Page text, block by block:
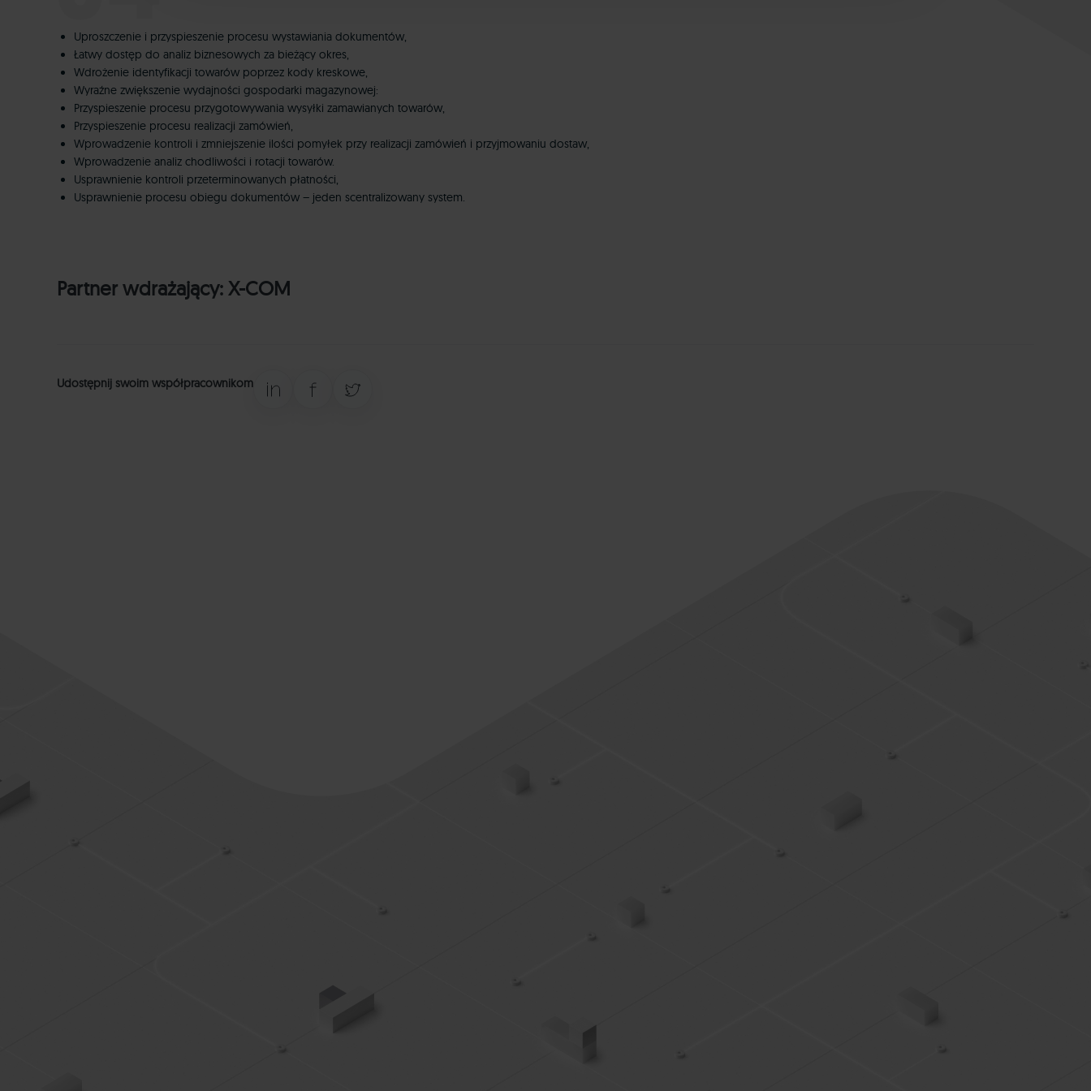
Uproszczenie i przyspieszenie procesu wystawiania dokumentów,
Łatwy dostęp do analiz biznesowych za bieżący okres,
Wdrożenie identyfikacji towarów poprzez kody kreskowe,
Wyraźne zwiększenie wydajności gospodarki magazynowej:
Przyspieszenie procesu przygotowywania wysyłki zamawianych towarów,
Przyspieszenie procesu realizacji zamówień,
Wprowadzenie kontroli i zmniejszenie ilości pomyłek przy realizacji zamówień i przyjmowaniu dostaw,
Wprowadzenie analiz chodliwości i rotacji towarów.
Usprawnienie kontroli przeterminowanych płatności,
Usprawnienie procesu obiegu dokumentów – jeden scentralizowany system.
Partner wdrażający: X-COM
Udostępnij swoim współpracownikom